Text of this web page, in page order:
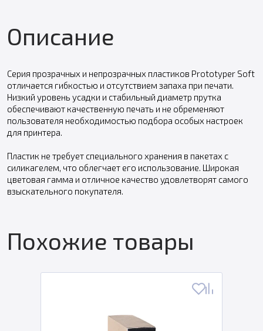
Описание
Серия прозрачных и непрозрачных пластиков Prototyper Soft
отличается гибкостью и отсутствием запаха при печати.
Низкий уровень усадки и стабильный диаметр прутка
обеспечивают качественную печать и не обременяют
пользователя необходимостью подбора особых настроек
для принтера.
Пластик не требует специального хранения в пакетах с
силикагелем, что облегчает его использование. Широкая
цветовая гамма и отличное качество удовлетворят самого
взыскательного покупателя.
Похожие товары